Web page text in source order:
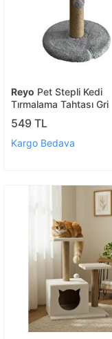
Reyo Pet Stepli Kedi
Tırmalama Tahtası Gri
549 TL
Kargo Bedava